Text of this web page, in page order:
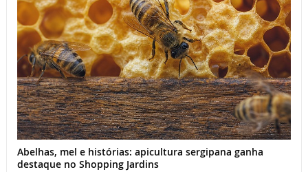
Abelhas, mel e histórias: apicultura sergipana ganha
destaque no Shopping Jardins